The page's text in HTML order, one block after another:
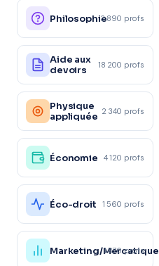
Philosophie3 890 profs
Aide aux
devoirs
18 200 profs
Physique
appliquée 2 340 profs
Économie 4 120 profs
Éco-droit 1 560 profs
Marketing/Mercatique
1 870 profs